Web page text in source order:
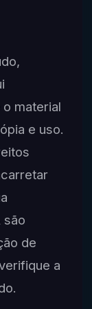
material
e uso.
são
de
a